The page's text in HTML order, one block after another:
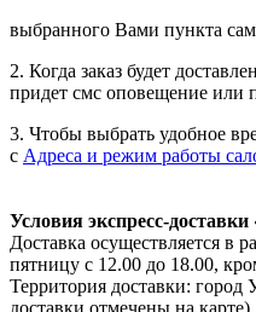
выбранного Вами пункта
2. Когда заказ будет
придет смс оповещение или
3. Чтобы выбрать удобное
с Адреса и режим работы
Условия экспресс-
Доставка осуществляется в
пятницу с 12.00 до 18.00,
Территория доставки:
доставки отмечены на карте).